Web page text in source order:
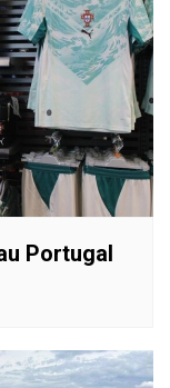
Portugal